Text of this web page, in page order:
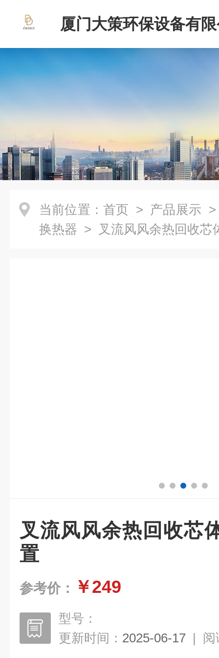
厦门大策环保设备有
当前位置： 首页 > 产品展示
换热器 > 叉流风风余热回收芯
叉流风风余热回收芯
置
参考价： ￥249
型号：
更新时间： 2025-06-17 | 阅